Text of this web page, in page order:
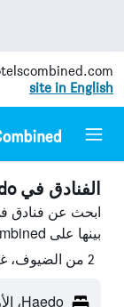
site in English
الفنادق في Haedo
بينها على HotelsCombined ووفّر.
2 من الضيوف، غرفة واحدة
Haedo، الأرجنتين